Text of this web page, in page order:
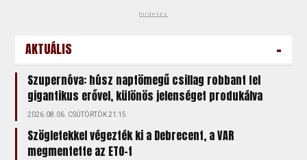
hirdetés
AKTUÁLIS -
Szupernóva: húsz naptömegű csillag robbant fel
gigantikus erővel, különös jelenséget produkálva
2026.08.06. CSÜTÖRTÖK 21:15
Szögletekkel végezték ki a Debrecent, a VAR
megmentette az ETO-t